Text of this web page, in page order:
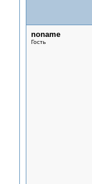
noname
Гость